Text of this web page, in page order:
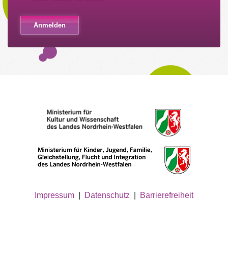
Impressum Datenschutz Barrierefreiheit